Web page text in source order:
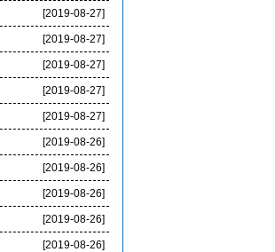
[2019-08-27]
[2019-08-27]
[2019-08-27]
[2019-08-27]
[2019-08-27]
[2019-08-26]
[2019-08-26]
[2019-08-26]
[2019-08-26]
[2019-08-26]